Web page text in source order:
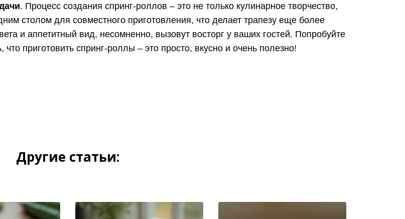
. Процесс создания спринг-роллов – это не только кулинарное творчество,
столом для совместного приготовления, что делает трапезу еще более
и аппетитный вид, несомненно, вызовут восторг у ваших гостей. Попробуйте
приготовить спринг-роллы – это просто, вкусно и очень полезно!
Другие статьи: